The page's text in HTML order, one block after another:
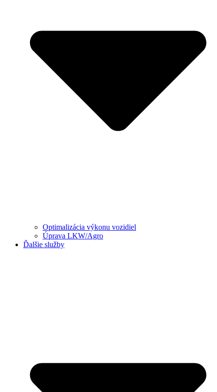
Optimalizácia výkonu vozidiel
Úprava LKW/Agro
Ďalšie služby